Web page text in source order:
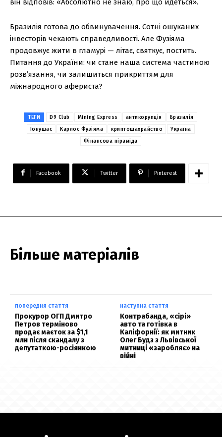
він відповів: «Абсолютно не знаю, про що йдеться».
Бразилія готова до обвинувачення. Сотні ошуканих
інвесторів чекають справедливості. Але Фузіяма
продовжує жити в гламурі — літає, святкує, постить.
Питання до України: чи стане наша система частиною
розв’язання, чи залишиться прикриттям для
міжнародного афериста?
ТЕГИ D9 Club Mining Express антикорупція
Бразилія
Іонушас
Карлос Фузіяма криптошахрайство
Україна
Фінансова піраміда
Facebook Twitter Pinterest
Більше матеріалів
попередня стаття
Прокурор ОГП Дмитро
Петров терміново
продає маєток за $1,1
млн після скандалу з
депутаткою-росіянкою
наступна стаття
Контрабанда, «сірі»
авто та готівка в
Каліфорнії: як митник
Олег Будз з Львівської
митниці «заробляє» на
війні